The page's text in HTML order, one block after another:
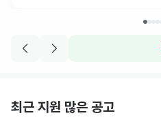
최근 지원 많은 공고